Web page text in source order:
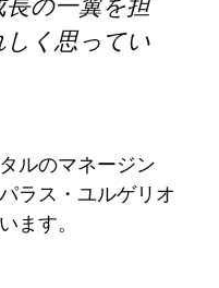
く思ってい
ルのマネージン
ラス・ユルゲリオ
ます。